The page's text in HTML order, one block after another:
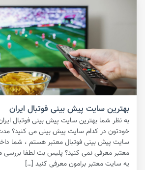
بهترین سایت پیش بینی فوتبال ایران
به نظر شما بهترین سایت پیش بینی فوتبال
خودتون در کدام سایت پیش بینی می کنید؟
سایت پیش بینی فوتبال معتبر هستم ، شما
معتبر معرفی نمی کنید؟ پلیس بت لطفا بررسی
یه سایت معتبر برامون معرفی کنید […]